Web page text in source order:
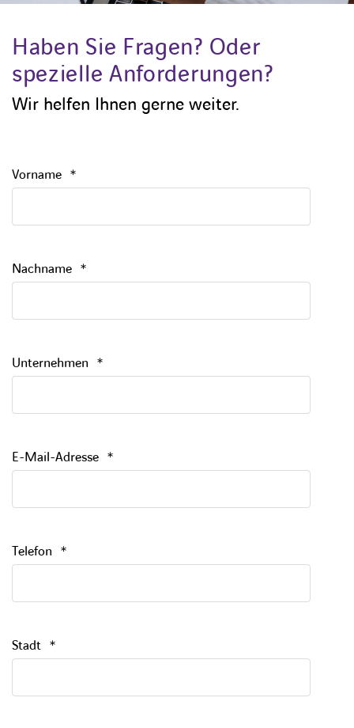
Haben Sie Fragen? Oder
spezielle Anforderungen?
Wir helfen Ihnen gerne weiter.
Vorname *
Nachname *
Unternehmen *
E-Mail-Adresse *
Telefon *
Stadt *